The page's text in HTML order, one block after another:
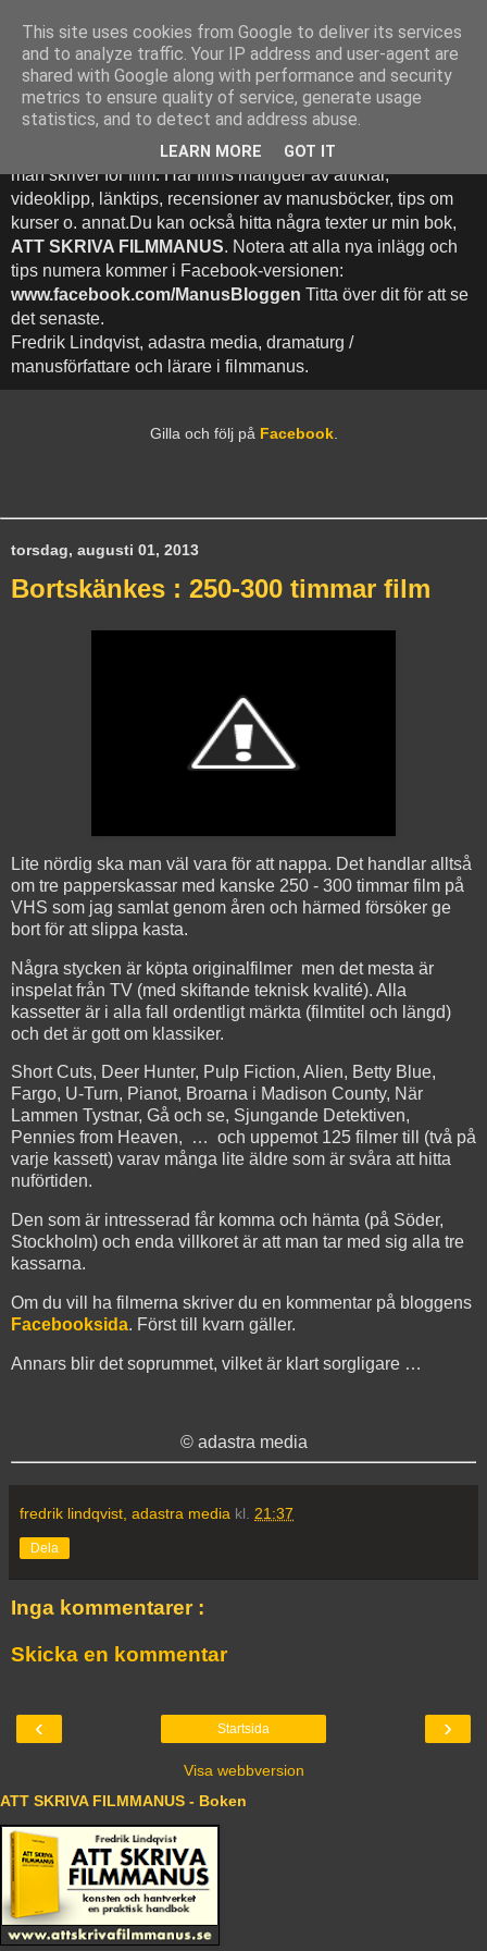
Att Skriva Filmmanus -
Bloggen
Denna blogg inehhåller runt 500 (!) inlägg med fokus på hur
man skriver för film. Här finns mängder av artiklar,
videoklipp, länktips, recensioner av manusböcker, tips om
kurser o. annat.Du kan också hitta några texter ur min bok,
ATT SKRIVA FILMMANUS. Notera att alla nya inlägg och
tips numera kommer i Facebook-versionen:
www.facebook.com/ManusBloggen Titta över dit för att se
det senaste.
Fredrik Lindqvist, adastra media, dramaturg /
manusförfattare och lärare i filmmanus.
Gilla och följ på Facebook.
torsdag, augusti 01, 2013
Bortskänkes : 250-300 timmar film
Lite nördig ska man väl vara för att nappa. Det handlar alltså
om tre papperskassar med kanske 250 - 300 timmar film på
VHS som jag samlat genom åren och härmed försöker ge
bort för att slippa kasta.
Några stycken är köpta originalfilmer men det mesta är
inspelat från TV (med skiftande teknisk kvalité). Alla
kassetter är i alla fall ordentligt märkta (filmtitel och längd)
och det är gott om klassiker.
Short Cuts, Deer Hunter, Pulp Fiction, Alien, Betty Blue,
Fargo, U-Turn, Pianot, Broarna i Madison County, När
Lammen Tystnar, Gå och se, Sjungande Detektiven,
Pennies from Heaven, … och uppemot 125 filmer till (två på
varje kassett) varav många lite äldre som är svåra att hitta
nuförtiden.
Den som är intresserad får komma och hämta (på Söder,
Stockholm) och enda villkoret är att man tar med sig alla tre
kassarna.
Om du vill ha filmerna skriver du en kommentar på bloggens
Facebooksida. Först till kvarn gäller.
Annars blir det soprummet, vilket är klart sorgligare …
© adastra media
fredrik lindqvist, adastra media kl. 21:37
Dela
Inga kommentarer :
Skicka en kommentar
‹ ›
Startsida
Visa webbversion
ATT SKRIVA FILMMANUS - Boken
This site uses cookies from Google to deliver its services
and to analyze traffic. Your IP address and user-agent are
shared with Google along with performance and security
metrics to ensure quality of service, generate usage
statistics, and to detect and address abuse.
LEARN MORE GOT IT